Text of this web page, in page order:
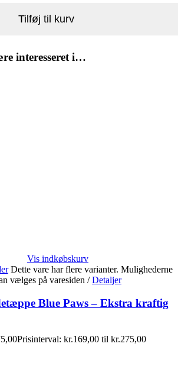
Tilføj til kurv
interesseret i…
Vis indkøbskurv
Dette vare har flere varianter. Mulighederne
vælges på varesiden / Detaljer
Blue Paws – Ekstra kraftig
Prisinterval: kr.169,00 til kr.275,00